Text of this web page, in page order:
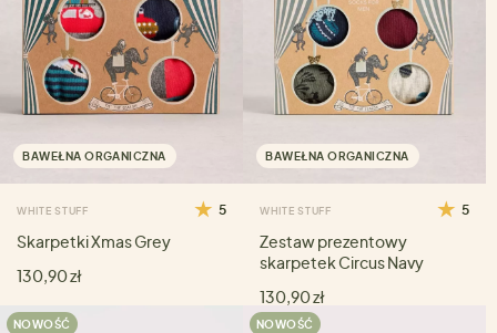
BAWEŁNA ORGANICZNA
WHITE STUFF 5
Skarpetki Xmas Grey
130,90 zł
BAWEŁNA ORGANICZNA
WHITE STUFF 5
Zestaw prezentowy
skarpetek Circus Navy
130,90 zł
NOWOŚĆ NOWOŚĆ